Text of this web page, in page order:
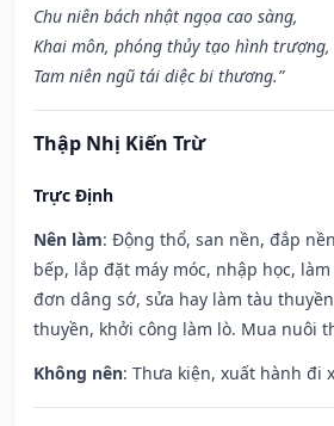
Chu niên bách nhật ngọa cao sàng,
Khai môn, phóng thủy tạo hình trượng,
Tam niên ngũ tái diệc bi thương.”
Thập Nhị Kiến Trừ
Trực Định
Nên làm: Động thổ, san nền, đắp
bếp, lắp đặt máy móc, nhập học,
đơn dâng sớ, sửa hay làm tàu
thuyền, khởi công làm lò. Mua nuôi
Không nên: Thưa kiện, xuất hành đi